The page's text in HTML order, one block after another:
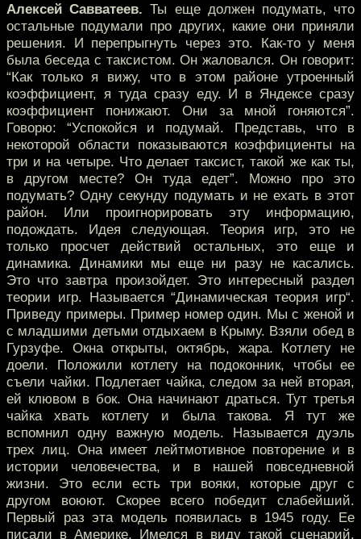
Алексей Савватеев. Ты еще должен подумать, что
остальные подумали про других, какие они приняли
решения. И перепрыгнуть через это. Как-то у меня
была беседа с таксистом. Он жаловался. Он говорит:
“Как только я вижу, что в этом районе утроенный
коэффициент, я туда сразу еду. И в Яндексе сразу
коэффициент понижают. Они за мной гоняются”.
Говорю: “Успокойся и подумай. Представь, что в
некоторой области показываются коэффициенты на
три и на четыре. Что делает таксист, такой же как ты,
в другом месте? Он туда едет”. Можно про это
подумать? Одну секунду подумать и не ехать в этот
район. Или проигнорировать эту информацию,
подождать. Идея следующая. Теория игр, это не
только просчет действий остальных, это еще и
динамика. Динамики мы еще ни разу не касались.
Это что завтра произойдет. Это интересный раздел
теории игр. Называется “Динамическая теория игр“.
Приведу примеры. Пример номер один. Мы с женой и
с младшими детьми отдыхаем в Крыму. Взяли обед в
Гурзуфе. Окна открыты, октябрь, жара. Котлету не
доели. Положили котлету на подоконник, чтобы ее
съели чайки. Подлетает чайка, следом за ней вторая,
ей клювом в бок. Она начинают драться. Тут третья
чайка хвать котлету и была такова. Я тут же
вспомнил одну важную модель. Называется дуэль
трех лиц. Она имеет лейтмотивное повторение и в
истории человечества, и в нашей повседневной
жизни. Это если есть три вояки, которые друг с
другом воюют. Скорее всего победит слабейший.
Первый раз эта модель появилась в 1945 году. Ее
писали в Америке. Имелся в виду такой сценарий,